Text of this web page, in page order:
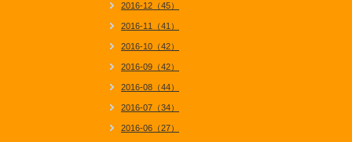
2016-12（45）
2016-11（41）
2016-10（42）
2016-09（42）
2016-08（44）
2016-07（34）
2016-06（27）